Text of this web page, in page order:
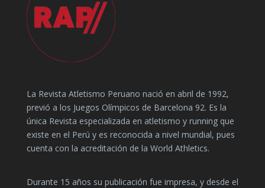
La Revista Atletismo Peruano nació en abril de 1992,
previó a los Juegos Olímpicos de Barcelona 92. Es la
única Revista especializada en atletismo y running que
existe en el Perú y es reconocida a nivel mundial, pues
cuenta con la acreditación de la World Athletics.
Durante 15 años su publicación fue impresa, y desde el